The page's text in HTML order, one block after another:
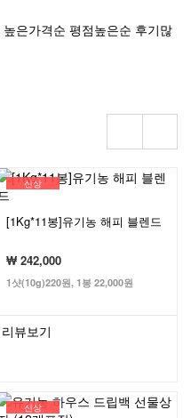
높은가격순 평점높은순 후기많
신상
[1Kg*11봉]유기농 해피 블렌드
₩ 242,000
1샷(10g)220원, 1봉 22,000원
리뷰보기
신상